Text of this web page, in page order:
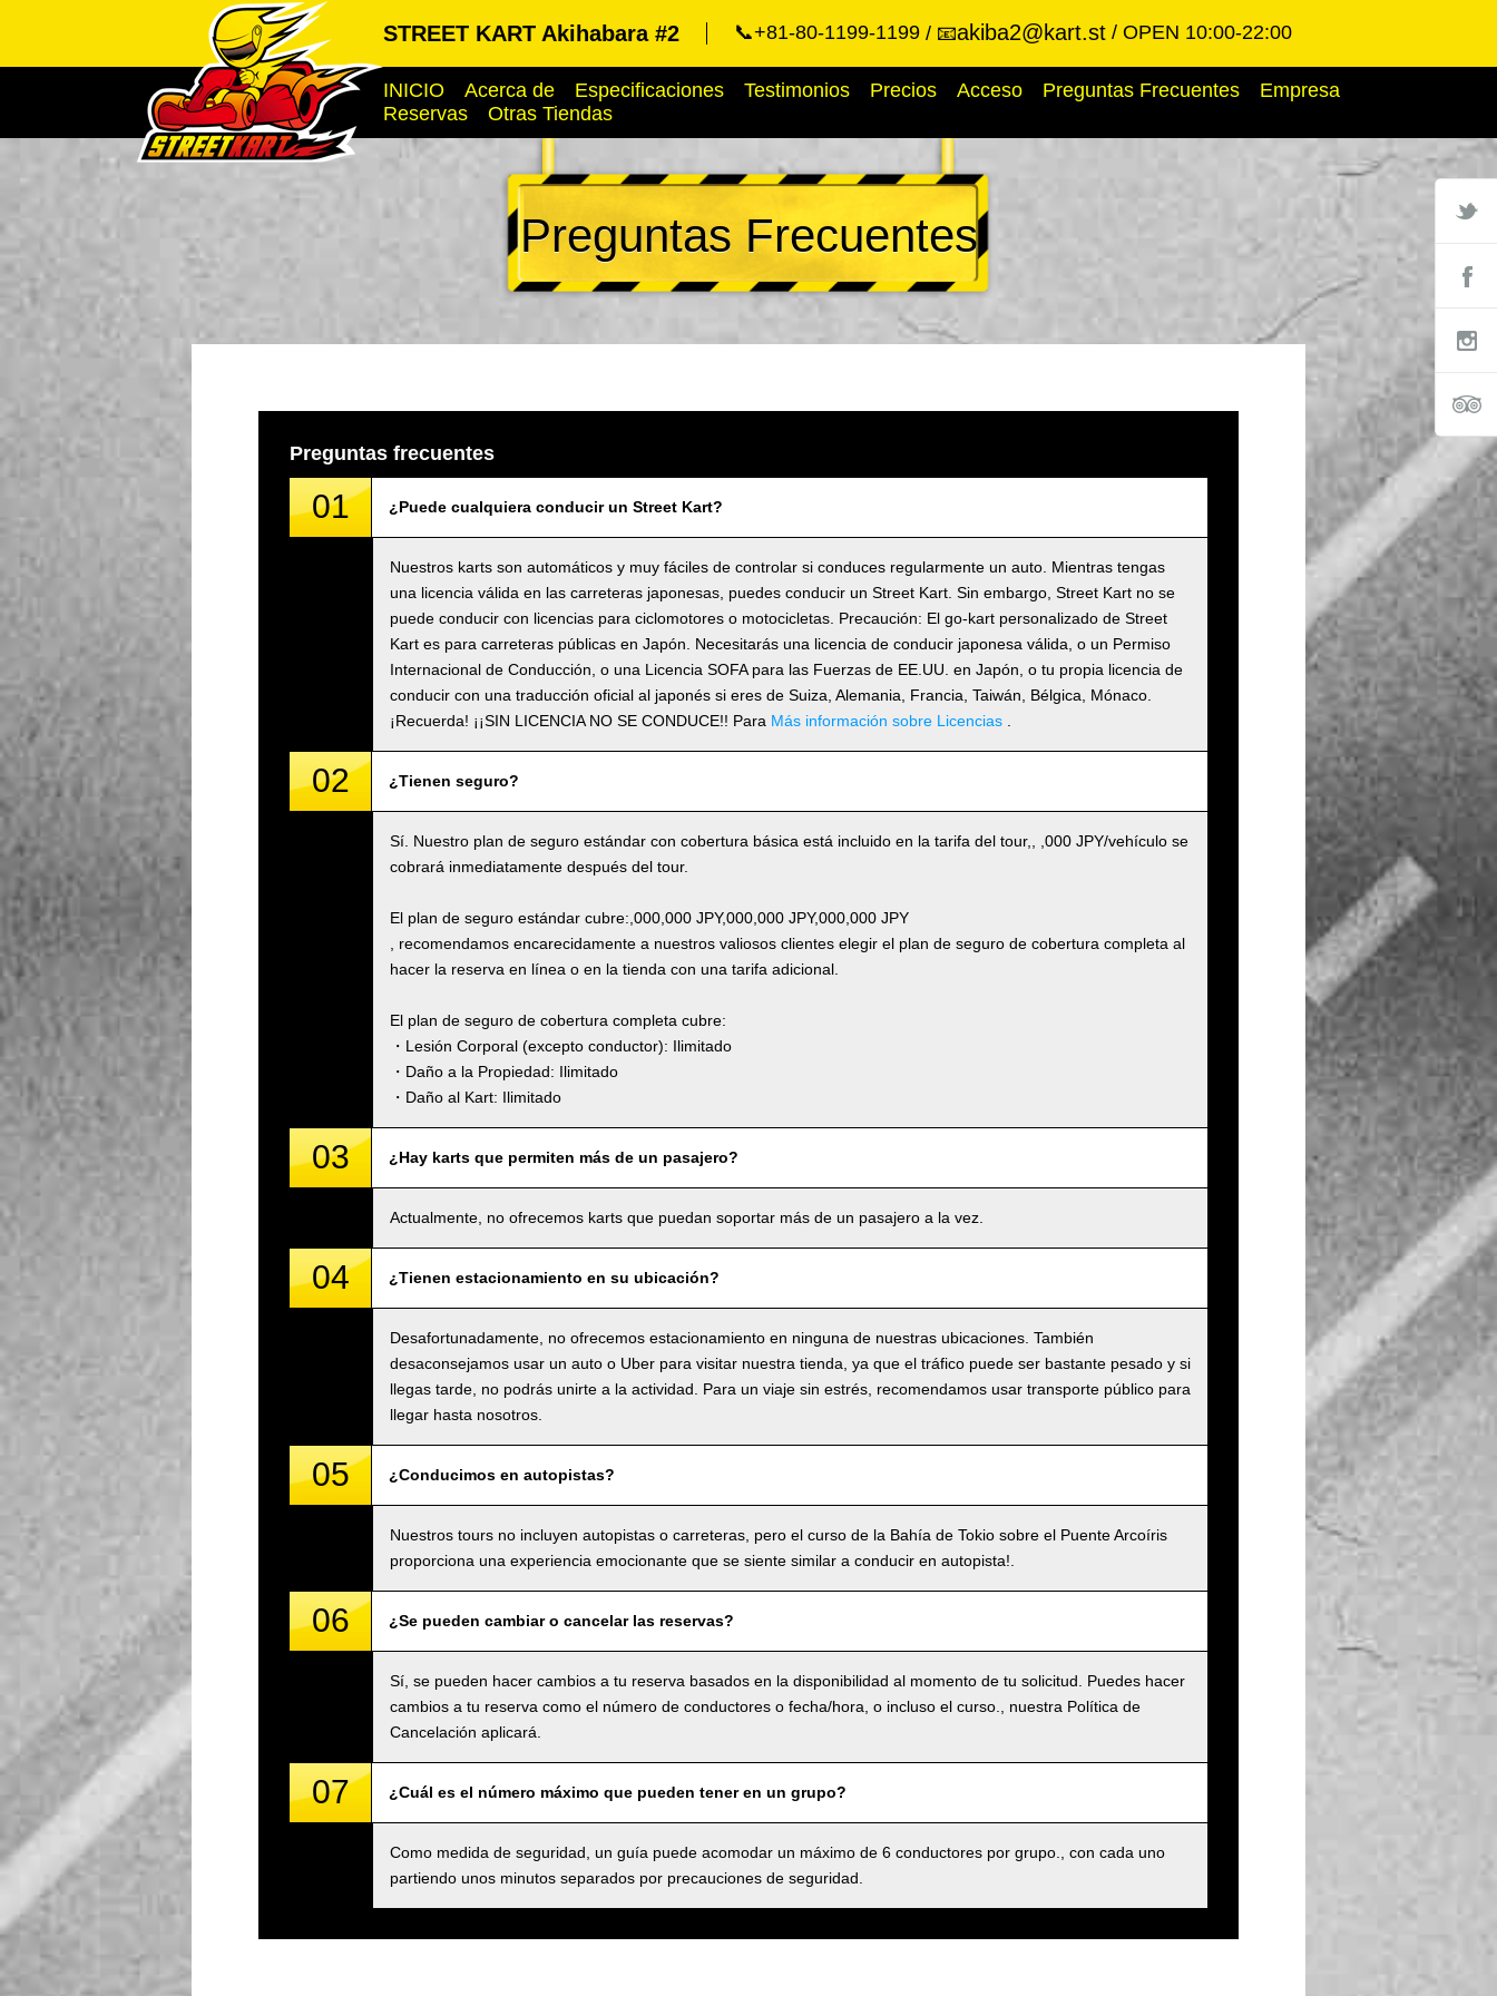
STREET KART Akihabara #2 📞+81-80-1199-1199 📧akiba2@kart.st OPEN 10:00-22:00
INICIO Acerca de Especificaciones Testimonios Precios Acceso Preguntas Frecuentes
Empresa
Reservas
Otras Tiendas
Preguntas Frecuentes
Preguntas frecuentes
01 ¿Puede cualquiera conducir un Street Kart?
Nuestros karts son automáticos y muy fáciles de controlar si conduces regularmente un auto. Mientras tengas
una licencia válida en las carreteras japonesas, puedes conducir un Street Kart. Sin embargo, Street Kart no se
puede conducir con licencias para ciclomotores o motocicletas. Precaución: El go-kart personalizado de Street
Kart es para carreteras públicas en Japón. Necesitarás una licencia de conducir japonesa válida, o un Permiso
Internacional de Conducción, o una Licencia SOFA para las Fuerzas de EE.UU. en Japón, o tu propia licencia de
conducir con una traducción oficial al japonés si eres de Suiza, Alemania, Francia, Taiwán, Bélgica, Mónaco.
¡Recuerda! ¡¡SIN LICENCIA NO SE CONDUCE!! Para Más información sobre Licencias
02 ¿Tienen seguro?
Sí. Nuestro plan de seguro estándar con cobertura básica está incluido en la tarifa del tour,, ,000 JPY/vehículo se
cobrará inmediatamente después del tour.
El plan de seguro estándar cubre:,000,000 JPY,000,000 JPY,000,000 JPY
, recomendamos encarecidamente a nuestros valiosos clientes elegir el plan de seguro de cobertura completa al
hacer la reserva en línea o en la tienda con una tarifa adicional.
El plan de seguro de cobertura completa cubre:
・Lesión Corporal (excepto conductor): Ilimitado
・Daño a la Propiedad: Ilimitado
・Daño al Kart: Ilimitado
03 ¿Hay karts que permiten más de un pasajero?
Actualmente, no ofrecemos karts que puedan soportar más de un pasajero a la vez.
04 ¿Tienen estacionamiento en su ubicación?
Desafortunadamente, no ofrecemos estacionamiento en ninguna de nuestras ubicaciones. También
desaconsejamos usar un auto o Uber para visitar nuestra tienda, ya que el tráfico puede ser bastante pesado y si
llegas tarde, no podrás unirte a la actividad. Para un viaje sin estrés, recomendamos usar transporte público para
llegar hasta nosotros.
05 ¿Conducimos en autopistas?
Nuestros tours no incluyen autopistas o carreteras, pero el curso de la Bahía de Tokio sobre el Puente Arcoíris
proporciona una experiencia emocionante que se siente similar a conducir en autopista!.
06 ¿Se pueden cambiar o cancelar las reservas?
Sí, se pueden hacer cambios a tu reserva basados en la disponibilidad al momento de tu solicitud. Puedes hacer
cambios a tu reserva como el número de conductores o fecha/hora, o incluso el curso., nuestra Política de
Cancelación aplicará.
07 ¿Cuál es el número máximo que pueden tener en un grupo?
Como medida de seguridad, un guía puede acomodar un máximo de 6 conductores por grupo., con cada uno
partiendo unos minutos separados por precauciones de seguridad.